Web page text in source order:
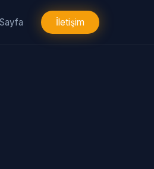
İletişim